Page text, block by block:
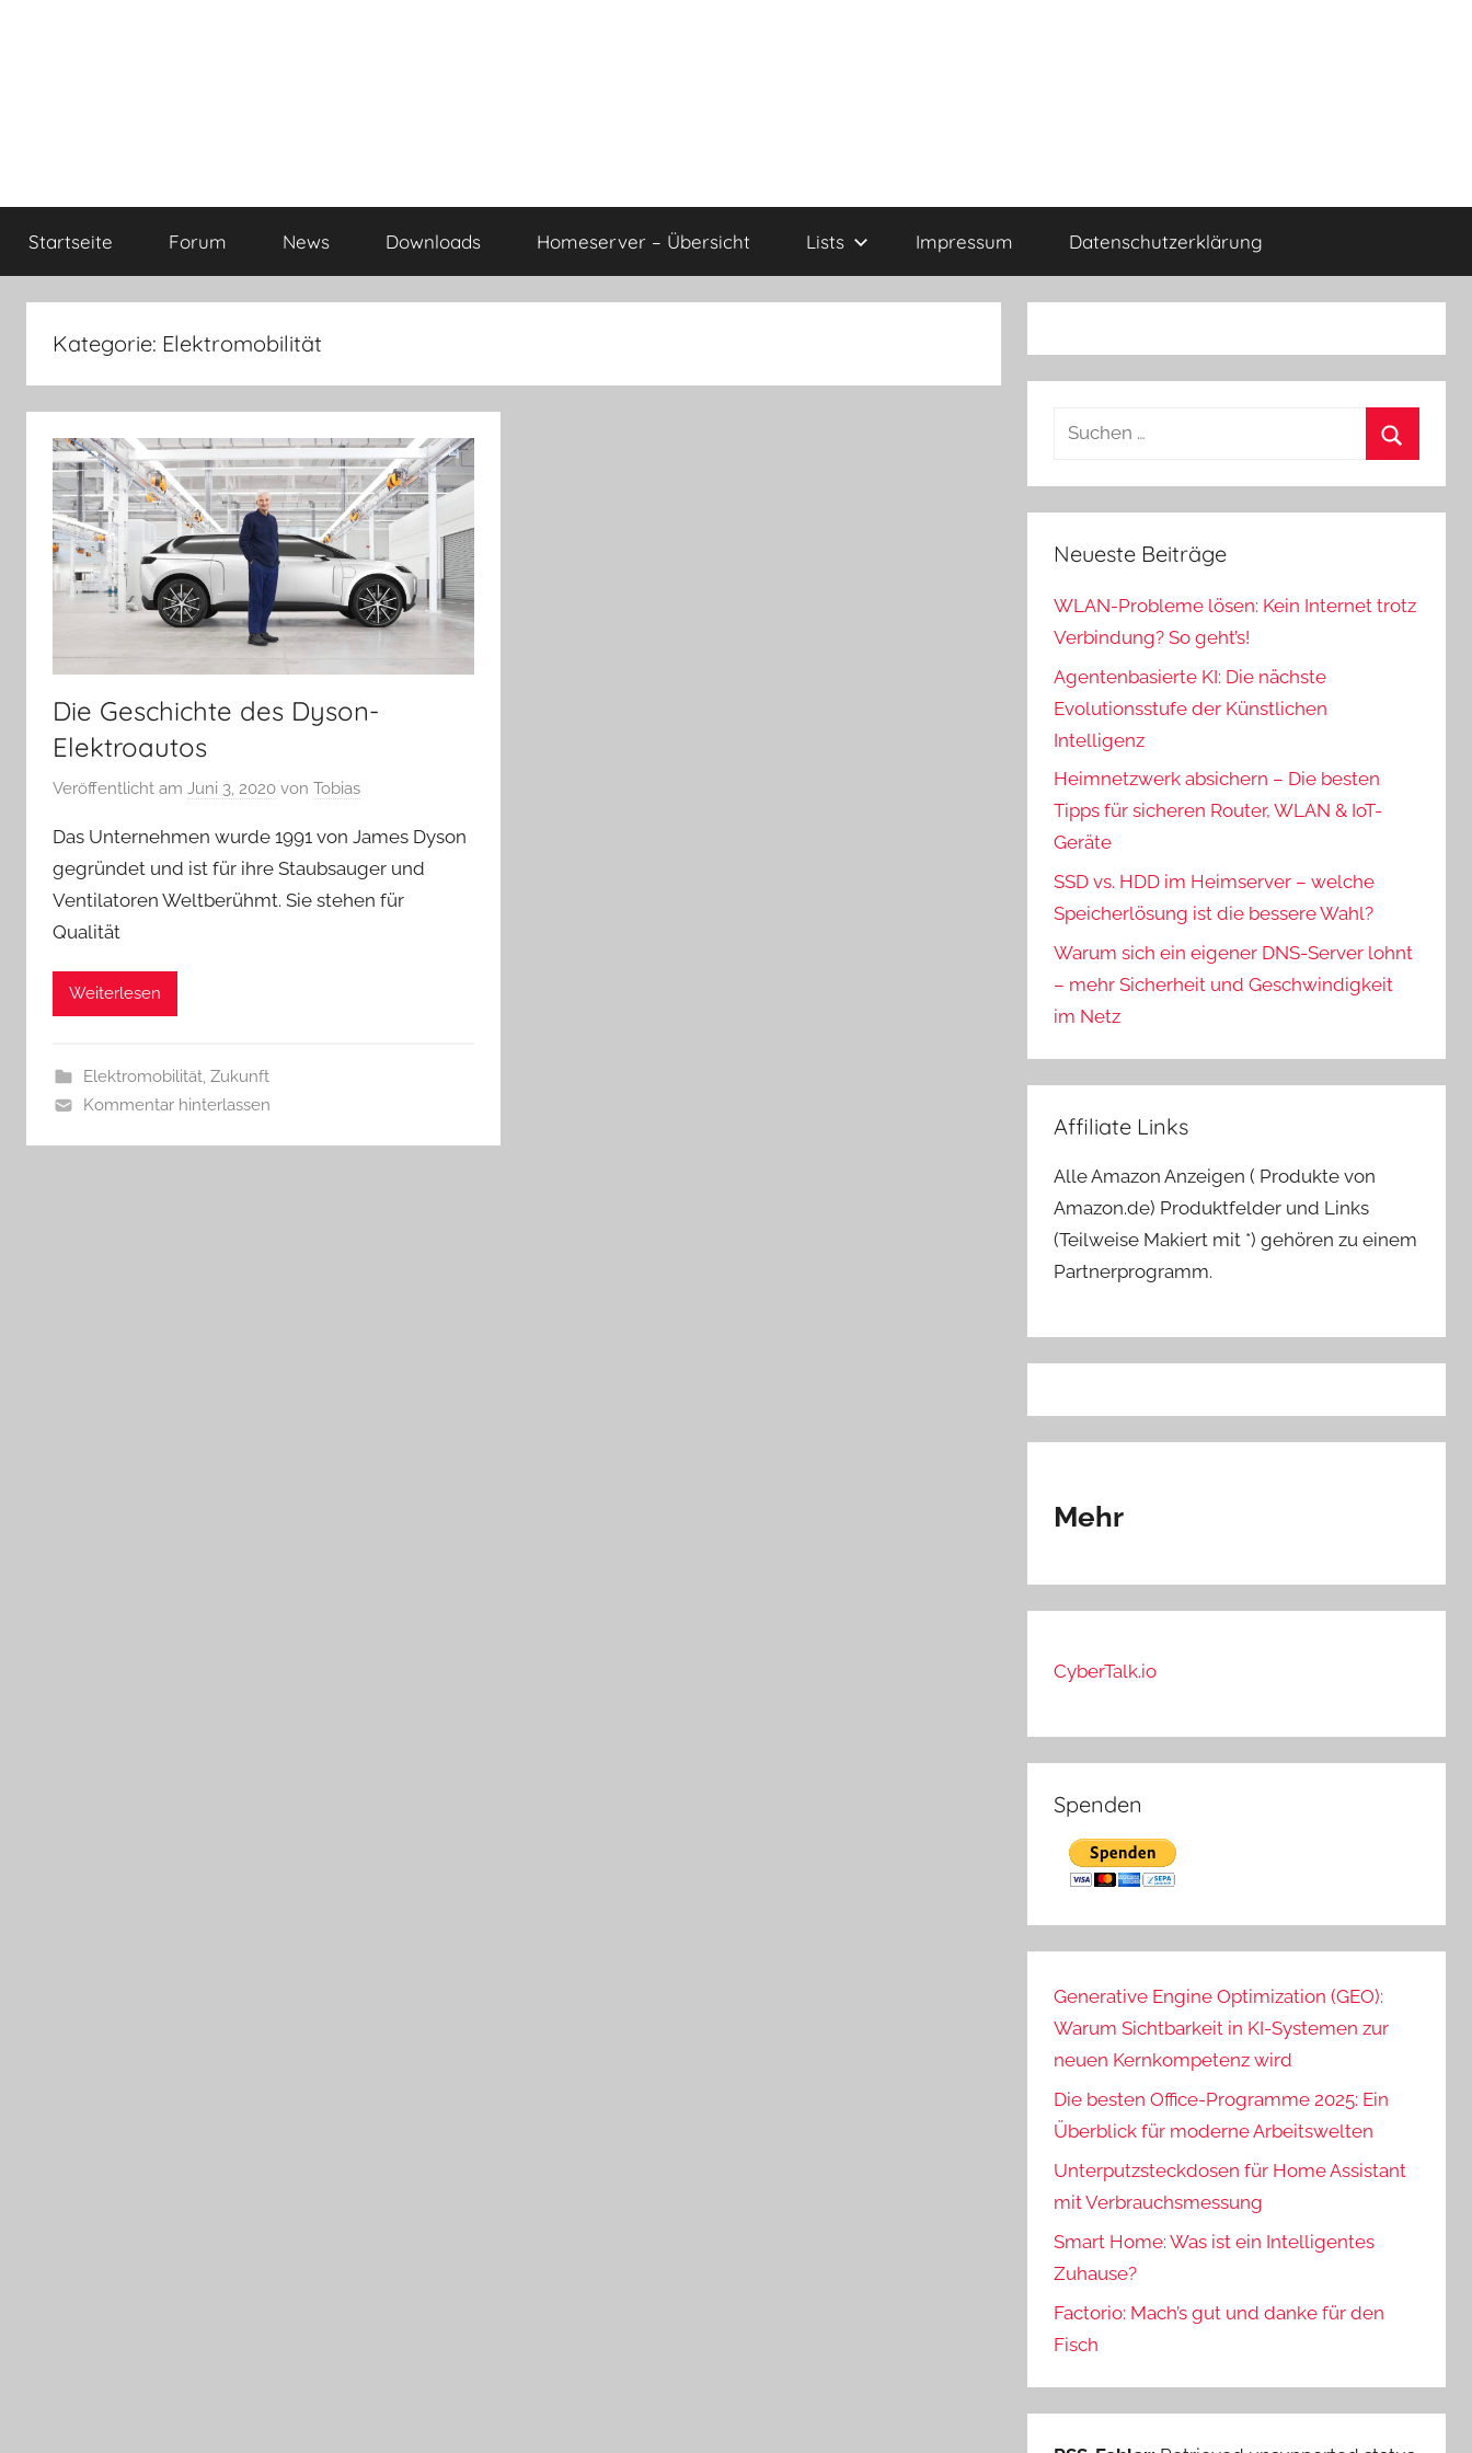
Startseite Forum News Downloads Homeserver – Übersicht Lists Impressum Datenschutzerklärung
Kategorie: Elektromobilität
Die Geschichte des Dyson-
Elektroautos
Veröffentlicht am Juni 3, 2020 von Tobias
Das Unternehmen wurde 1991 von James Dyson
gegründet und ist für ihre Staubsauger und
Ventilatoren Weltberühmt. Sie stehen für
Qualität
Weiterlesen
Elektromobilität, Zukunft
Kommentar hinterlassen
Suchen
Neueste Beiträge
WLAN-Probleme lösen: Kein Internet trotz
Verbindung? So geht’s!
Agentenbasierte KI: Die nächste
Evolutionsstufe der Künstlichen
Intelligenz
Heimnetzwerk absichern – Die besten
Tipps für sicheren Router, WLAN & IoT-
Geräte
SSD vs. HDD im Heimserver – welche
Speicherlösung ist die bessere Wahl?
Warum sich ein eigener DNS-Server lohnt
– mehr Sicherheit und Geschwindigkeit
im Netz
Affiliate Links
Alle Amazon Anzeigen ( Produkte von
Amazon.de) Produktfelder und Links
(Teilweise Makiert mit *) gehören zu einem
Partnerprogramm.
Mehr
CyberTalk.io
Spenden
Generative Engine Optimization (GEO):
Warum Sichtbarkeit in KI-Systemen zur
neuen Kernkompetenz wird
Die besten Office-Programme 2025: Ein
Überblick für moderne Arbeitswelten
Unterputzsteckdosen für Home Assistant
mit Verbrauchsmessung
Smart Home: Was ist ein Intelligentes
Zuhause?
Factorio: Mach’s gut und danke für den
Fisch